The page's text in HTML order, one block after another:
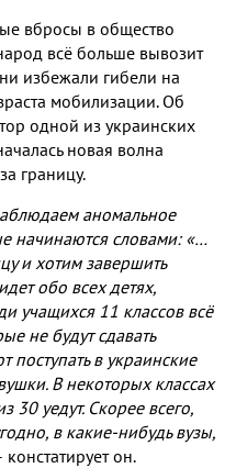
вбросы в общество
всё больше вывозит
избежали гибели на
мобилизации. Об
одной из украинских
новая волна
границу.
аномальное
начинаются словами: «…
и хотим завершить
обо всех детях,
учащихся 11 классов всё
не будут сдавать
поступать в украинские
В некоторых классах
30 уедут. Скорее всего,
в какие-нибудь вузы,
констатирует он.